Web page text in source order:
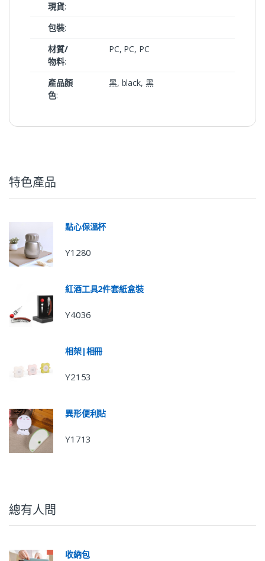
現貨:
包裝:
材質/
物料:
PC, PC, PC
產品顏
色:
黑, black, 黑
特色產品
點心保溫杯
Y1280
紅酒工具2件套紙盒裝
Y4036
相架|相冊
Y2153
異形便利貼
Y1713
總有人問
收納包